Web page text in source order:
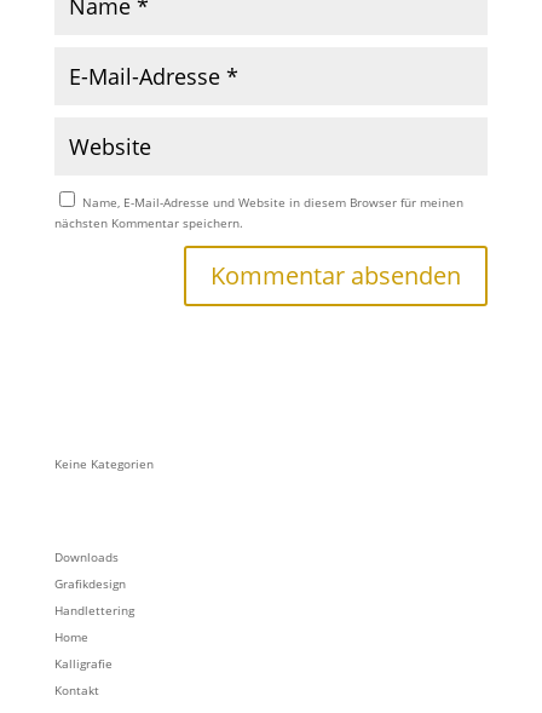
Name, E-Mail-Adresse und Website in diesem Browser für meinen
nächsten Kommentar speichern.
Keine Kategorien
Downloads
Grafikdesign
Handlettering
Home
Kalligrafie
Kontakt